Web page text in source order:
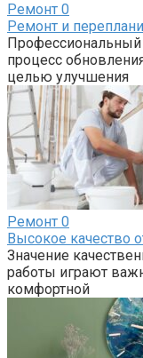
Ремонт 0
Ремонт и
процесс
целью улучшения
Ремонт 0
Высокое качество
Значение
работы играют
комфортной